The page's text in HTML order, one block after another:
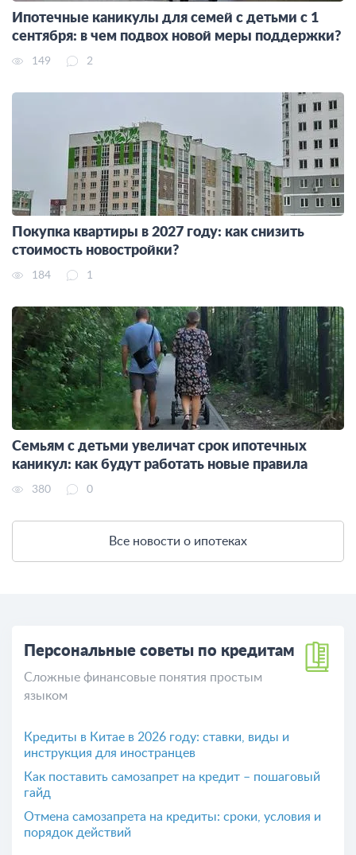
Ипотечные каникулы для семей с детьми с 1
сентября: в чем подвох новой меры поддержки?
149 2
Покупка квартиры в 2027 году: как снизить
стоимость новостройки?
184 1
Семьям с детьми увеличат срок ипотечных
каникул: как будут работать новые правила
380 0
Все новости о ипотеках
Персональные советы по кредитам
Сложные финансовые понятия простым
языком
Кредиты в Китае в 2026 году: ставки, виды и
инструкция для иностранцев
Как поставить самозапрет на кредит – пошаговый
гайд
Отмена самозапрета на кредиты: сроки, условия и
порядок действий